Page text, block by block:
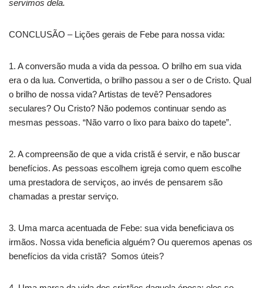
servimos dela.
CONCLUSÃO – Lições gerais de Febe para nossa vida:
1. A conversão muda a vida da pessoa. O brilho em sua vida
era o da lua. Convertida, o brilho passou a ser o de Cristo. Qual
o brilho de nossa vida? Artistas de tevê? Pensadores
seculares? Ou Cristo? Não podemos continuar sendo as
mesmas pessoas. “Não varro o lixo para baixo do tapete”.
2. A compreensão de que a vida cristã é servir, e não buscar
benefícios. As pessoas escolhem igreja como quem escolhe
uma prestadora de serviços, ao invés de pensarem são
chamadas a prestar serviço.
3. Uma marca acentuada de Febe: sua vida beneficiava os
irmãos. Nossa vida beneficia alguém? Ou queremos apenas os
benefícios da vida cristã? Somos úteis?